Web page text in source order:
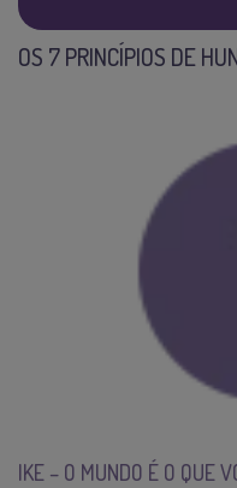
OS 7 PRINCÍPIOS DE
IKE – O MUNDO É O QUE